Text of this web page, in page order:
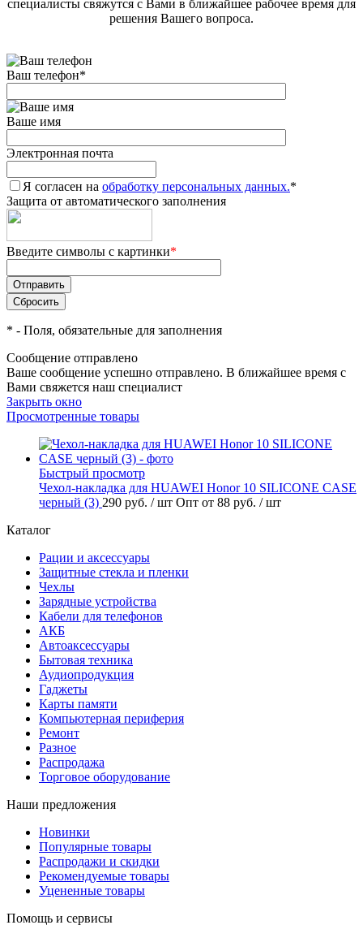
специалисты свяжутся с Вами в ближайшее рабочее время для
решения Вашего вопроса.
Ваш телефон*
Ваше имя
Электронная почта
Я согласен на обработку персональных данных.*
Защита от автоматического заполнения
Введите символы с картинки*
* - Поля, обязательные для заполнения
Сообщение отправлено
Ваше сообщение успешно отправлено. В ближайшее время с
Вами свяжется наш специалист
Закрыть окно
Просмотренные товары
Быстрый просмотр
Чехол-накладка для HUAWEI Honor 10 SILICONE CASE
черный (3) 290 руб. / шт Опт от 88 руб. / шт
Каталог
Рации и аксессуары
Защитные стекла и пленки
Чехлы
Зарядные устройства
Кабели для телефонов
АКБ
Автоаксессуары
Бытовая техника
Аудиопродукция
Гаджеты
Карты памяти
Компьютерная периферия
Ремонт
Разное
Распродажа
Торговое оборудование
Наши предложения
Новинки
Популярные товары
Распродажи и скидки
Рекомендуемые товары
Уцененные товары
Помощь и сервисы